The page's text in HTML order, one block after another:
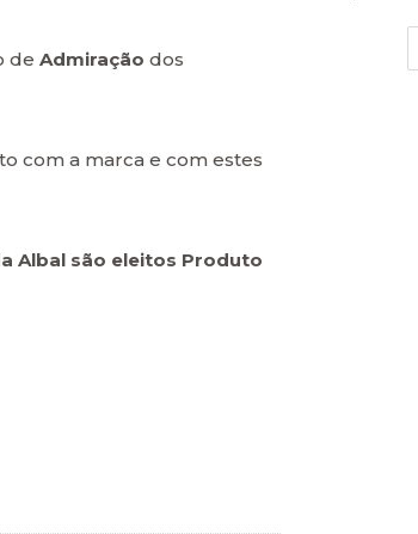
de Admiração dos
com a marca e com estes
Albal são eleitos Produto